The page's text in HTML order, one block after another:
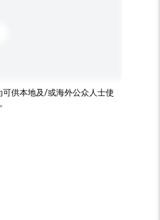
供本地及/或海外公众人士使